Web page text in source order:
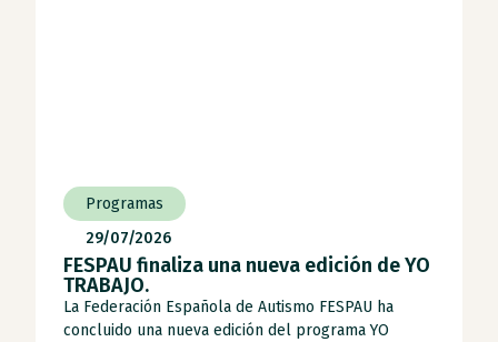
Programas
29/07/2026
FESPAU finaliza una nueva edición de YO
TRABAJO.
La Federación Española de Autismo FESPAU ha
concluido una nueva edición del programa YO